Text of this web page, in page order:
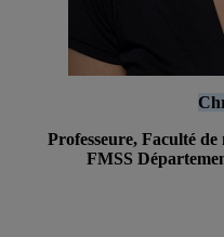
Professeure, Faculté de
FMSS